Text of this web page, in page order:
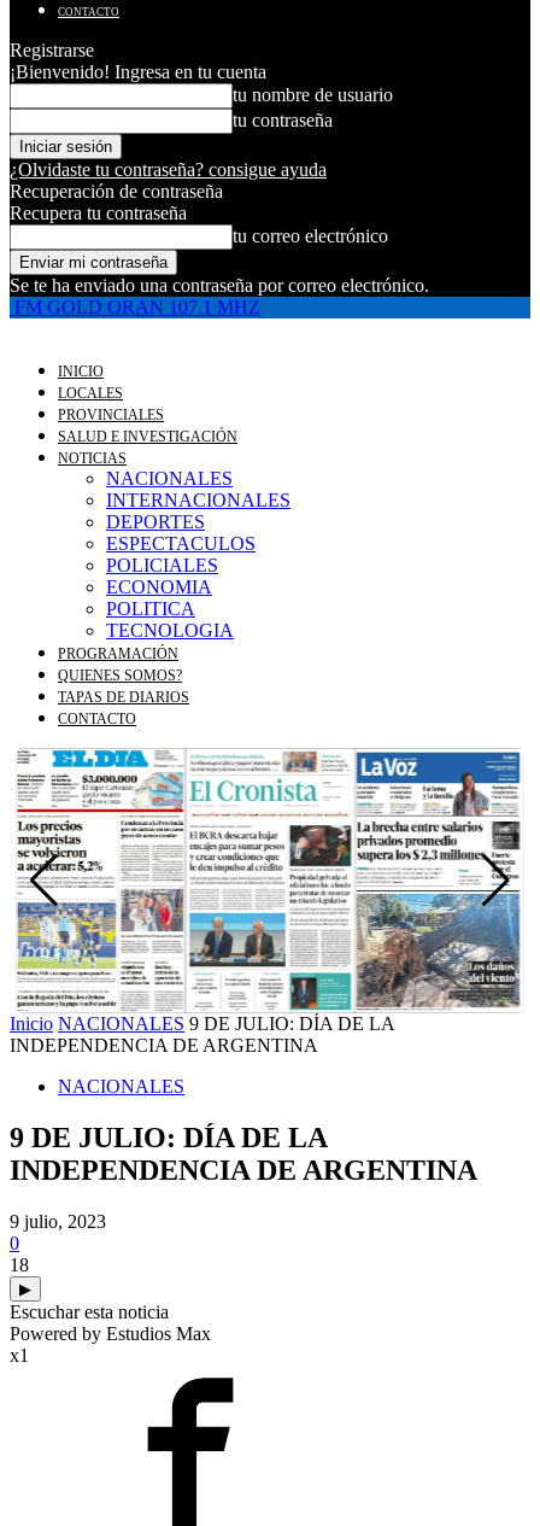
CONTACTO
Registrarse
¡Bienvenido! Ingresa en tu cuenta
tu nombre de usuario
tu contraseña
¿Olvidaste tu contraseña? consigue ayuda
Recuperación de contraseña
Recupera tu contraseña
tu correo electrónico
Se te ha enviado una contraseña por correo electrónico.
FM GOLD ORAN 107.1 MHZ
INICIO
LOCALES
PROVINCIALES
SALUD E INVESTIGACIÓN
NOTICIAS
NACIONALES
INTERNACIONALES
DEPORTES
ESPECTACULOS
POLICIALES
ECONOMIA
POLITICA
TECNOLOGIA
PROGRAMACIÓN
QUIENES SOMOS?
TAPAS DE DIARIOS
CONTACTO
Inicio NACIONALES 9 DE JULIO: DÍA DE LA
INDEPENDENCIA DE ARGENTINA
NACIONALES
9 DE JULIO: DÍA DE LA
INDEPENDENCIA DE ARGENTINA
9 julio, 2023
0
18
▶
Escuchar esta noticia
Powered by Estudios Max
x1